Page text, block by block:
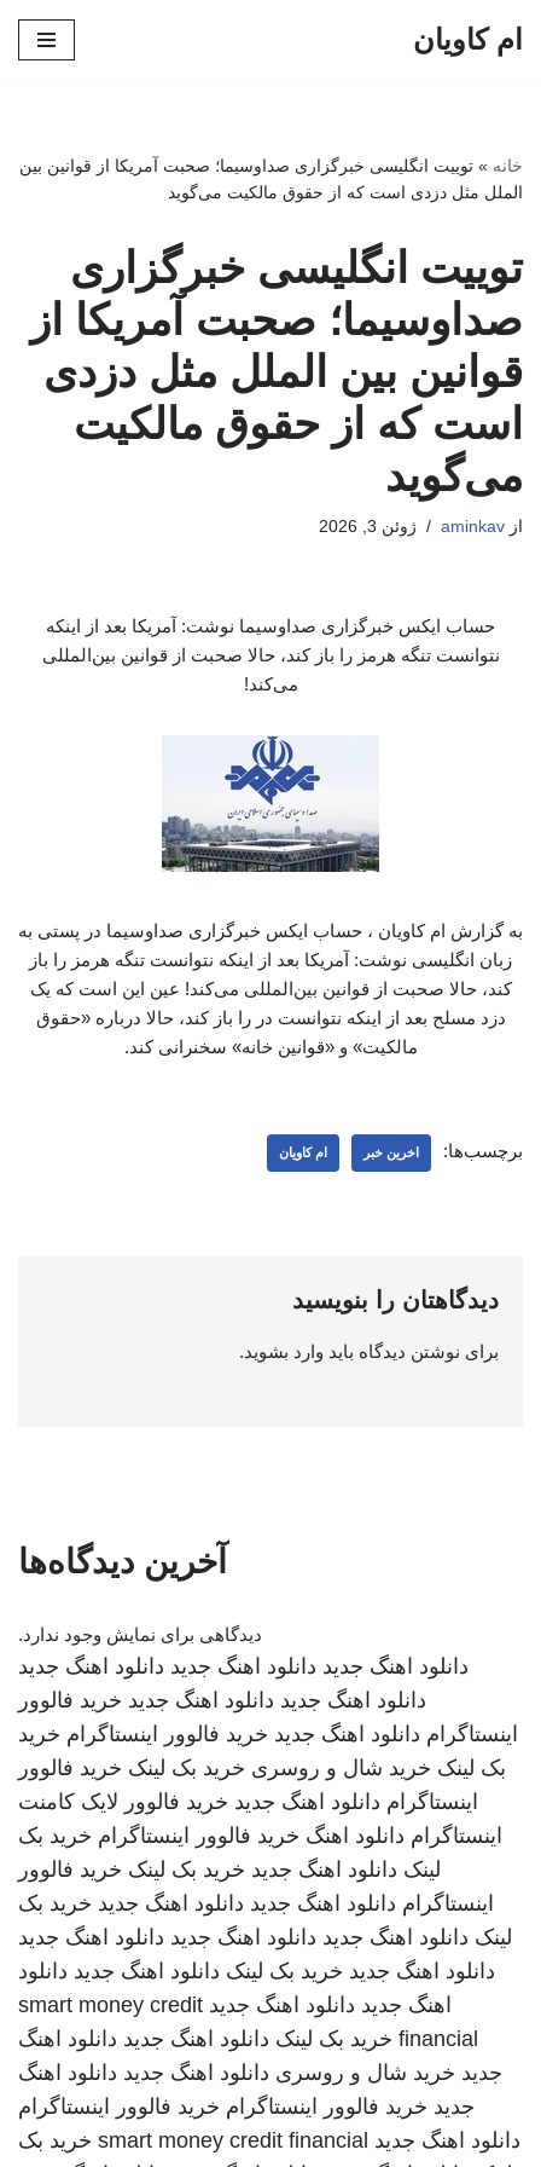
ام کاویان
خانه » توییت انگلیسی خبرگزاری صداوسیما؛ صحبت آمریکا از قوانین بین
الملل مثل دزدی است که از حقوق مالکیت می‌گوید
توییت انگلیسی خبرگزاری
صداوسیما؛ صحبت آمریکا از
قوانین بین الملل مثل دزدی
است که از حقوق مالکیت
می‌گوید
از aminkav ژوئن 3, 2026
حساب ایکس خبرگزاری صداوسیما نوشت: آمریکا بعد از اینکه
نتوانست تنگه هرمز را باز کند، حالا صحبت از قوانین بین‌المللی
می‌کند!
به گزارش ام کاویان ، حساب ایکس خبرگزاری صداوسیما در پستی به
زبان انگلیسی نوشت: آمریکا بعد از اینکه نتوانست تنگه هرمز را باز
کند، حالا صحبت از قوانین بین‌المللی می‌کند! عین این است که یک
دزد مسلح بعد از اینکه نتوانست در را باز کند، حالا درباره «حقوق
مالکیت» و «قوانین خانه» سخنرانی کند.
برچسب‌ها: اخرین خبر ام کاویان
دیدگاهتان را بنویسید
برای نوشتن دیدگاه باید وارد بشوید.
آخرین دیدگاه‌ها
دیدگاهی برای نمایش وجود ندارد.
دانلود اهنگ جدید دانلود اهنگ جدید دانلود اهنگ جدید
دانلود اهنگ جدید دانلود اهنگ جدید خرید فالوور
اینستاگرام دانلود اهنگ جدید خرید فالوور اینستاگرام خرید
بک لینک خرید شال و روسری خرید بک لینک خرید فالوور
اینستاگرام دانلود اهنگ جدید خرید فالوور لایک کامنت
اینستاگرام دانلود اهنگ خرید فالوور اینستاگرام خرید بک
لینک دانلود اهنگ جدید خرید بک لینک خرید فالوور
اینستاگرام دانلود اهنگ جدید دانلود اهنگ جدید خرید بک
لینک دانلود اهنگ جدید دانلود اهنگ جدید دانلود اهنگ جدید
دانلود اهنگ جدید خرید بک لینک دانلود اهنگ جدید دانلود
اهنگ جدید دانلود اهنگ جدید smart money credit
financial خرید بک لینک دانلود اهنگ جدید دانلود اهنگ
جدید خرید شال و روسری دانلود اهنگ جدید دانلود اهنگ
جدید خرید فالوور اینستاگرام خرید فالوور اینستاگرام
دانلود اهنگ جدید smart money credit financial خرید بک